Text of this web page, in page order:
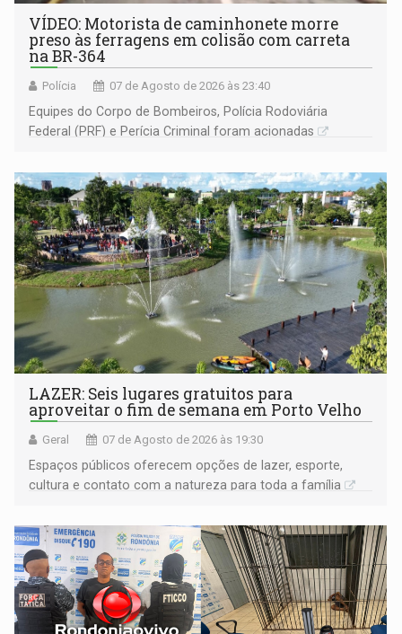
VÍDEO: Motorista de caminhonete morre
preso às ferragens em colisão com carreta
na BR-364
Polícia 07 de Agosto de 2026 às 23:40
Equipes do Corpo de Bombeiros, Polícia Rodoviária
Federal (PRF) e Perícia Criminal foram acionadas
LAZER: Seis lugares gratuitos para
aproveitar o fim de semana em Porto Velho
Geral 07 de Agosto de 2026 às 19:30
Espaços públicos oferecem opções de lazer, esporte,
cultura e contato com a natureza para toda a família